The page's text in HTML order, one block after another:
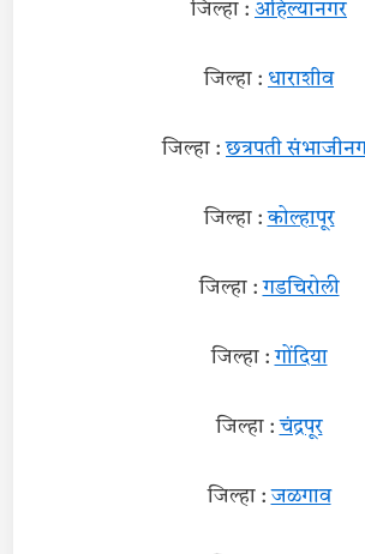
जिल्हा : अहिल्यानगर
जिल्हा : धाराशीव
जिल्हा :छत्रपती
जिल्हा :कोल्हापूर
जिल्हा :गडचिरोली
जिल्हा :गोंदिया
जिल्हा :चंद्रपूर
जिल्हा :जळगाव